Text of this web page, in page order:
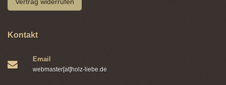
Kontakt
Email
webmaster[at]holz-liebe.de